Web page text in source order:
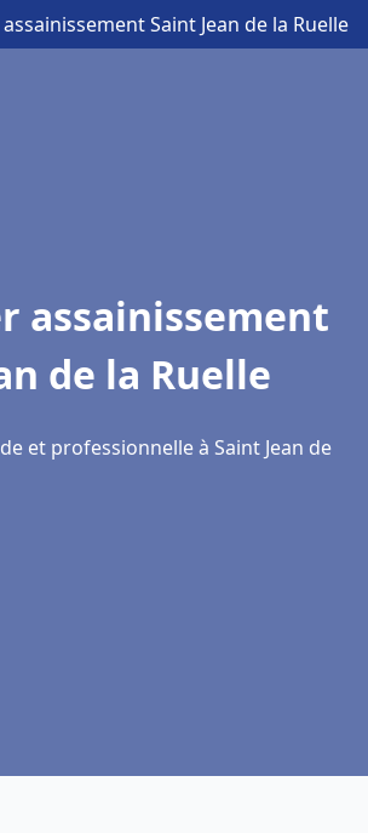
Saint Jean de la Ruelle
assainissement
de la Ruelle
et professionnelle à Saint Jean de